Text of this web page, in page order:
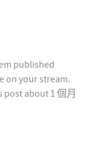
published
on your stream.
post about 1 個月